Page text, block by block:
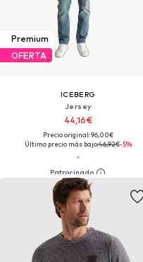
Premium
OFERTA
ICEBERG
Jersey
44,16€
Precio original: 96,00€
Último precio más bajo:46,92€-5%